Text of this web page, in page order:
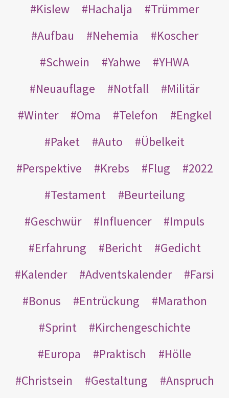
Kislew
Hachalja
Trümmer
Aufbau
Nehemia
Koscher
Schwein
Yahwe
YHWA
Neuauflage
Notfall
Militär
Winter
Oma Telefon
Engkel
Paket
Auto
Übelkeit
Perspektive
Krebs Flug
2022
Testament
Beurteilung
Geschwür
Influencer
Impuls
Erfahrung
Bericht
Gedicht
Kalender
Adventskalender
Farsi
Bonus
Entrückung
Marathon
Sprint
Kirchengeschichte
Europa
Praktisch
Hölle
Christsein
Gestaltung
Anspruch